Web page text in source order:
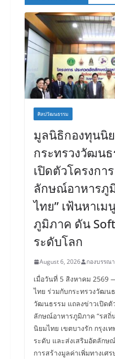
ศิลปวัฒนธรรม
มูลนิธิกองทุนนิ
กระทรวงวัฒน
เปิดตัวโครงกา
ลักษณ์อาหารภู
ไทย” เฟ้นหาเ
ภูมิภาค ดัน
ระดับโลก
August 6, 2026 กองบรรณ
เมื่อวันที่ 5 สิงหาคม
ไทย ร่วมกับกระทรวงวัฒน
วัฒนธรรม แถลงข่าวเปิดตั
ลักษณ์อาหารภูมิภาค “รส
นิยมไทย เขตบางรัก กรุงเ
ระดับ และส่งเสริมอัตลักษ
การสร้างมูลค่าเพิ่มทางเศ